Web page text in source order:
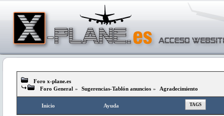
Foro x-plane.es
Foro General » Sugerencias-Tablón anuncios » Agradecimiento
Inicio Ayuda TAGS